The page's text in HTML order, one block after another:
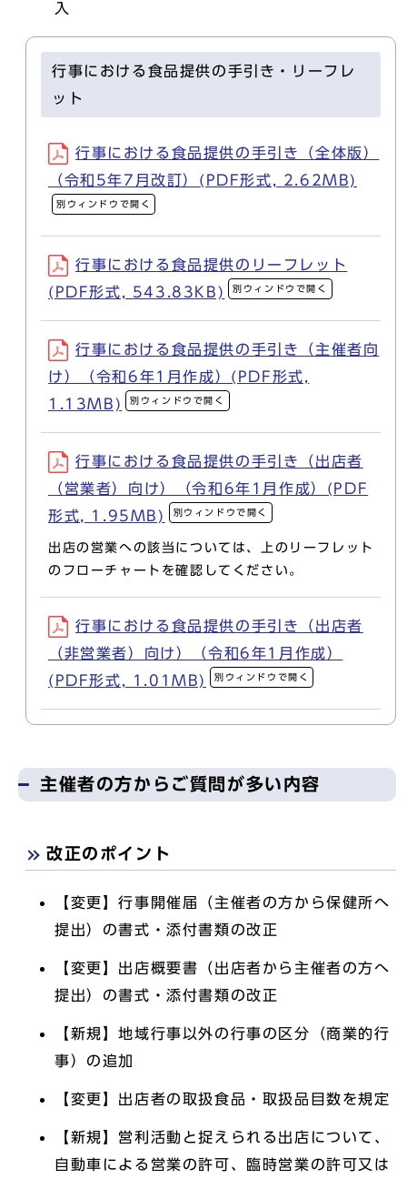
入
行事における食品提供の手引き・リーフレ
ット
行事における食品提供の手引き（全体版）
（令和5年7月改訂）(PDF形式, 2.62MB)
別ウィンドウで開く
行事における食品提供のリーフレット
(PDF形式, 543.83KB)
別ウィンドウで開く
行事における食品提供の手引き（主催者向
け）（令和6年1月作成）(PDF形式,
1.13MB)
別ウィンドウで開く
行事における食品提供の手引き（出店者
（営業者）向け）（令和6年1月作成）(PDF
形式, 1.95MB)
別ウィンドウで開く
出店の営業への該当については、上のリーフレット
のフローチャートを確認してください。
行事における食品提供の手引き（出店者
（非営業者）向け）（令和6年1月作成）
(PDF形式, 1.01MB)
別ウィンドウで開く
主催者の方からご質問が多い内容
改正のポイント
【変更】行事開催届（主催者の方から保健所へ
提出）の書式・添付書類の改正
【変更】出店概要書（出店者から主催者の方へ
提出）の書式・添付書類の改正
【新規】地域行事以外の行事の区分（商業的行
事）の追加
【変更】出店者の取扱食品・取扱品目数を規定
【新規】営利活動と捉えられる出店について、
自動車による営業の許可、臨時営業の許可又は